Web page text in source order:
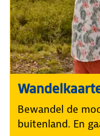
Bewandel de
buitenland. En